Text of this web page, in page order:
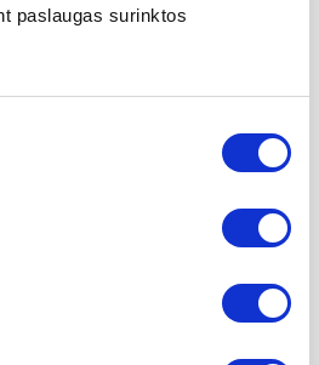
paslaugas surinktos
pertvaros
3500 EUR